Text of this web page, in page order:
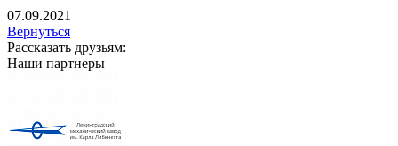
07.09.2021
Вернуться
Рассказать друзьям:
Наши партнеры